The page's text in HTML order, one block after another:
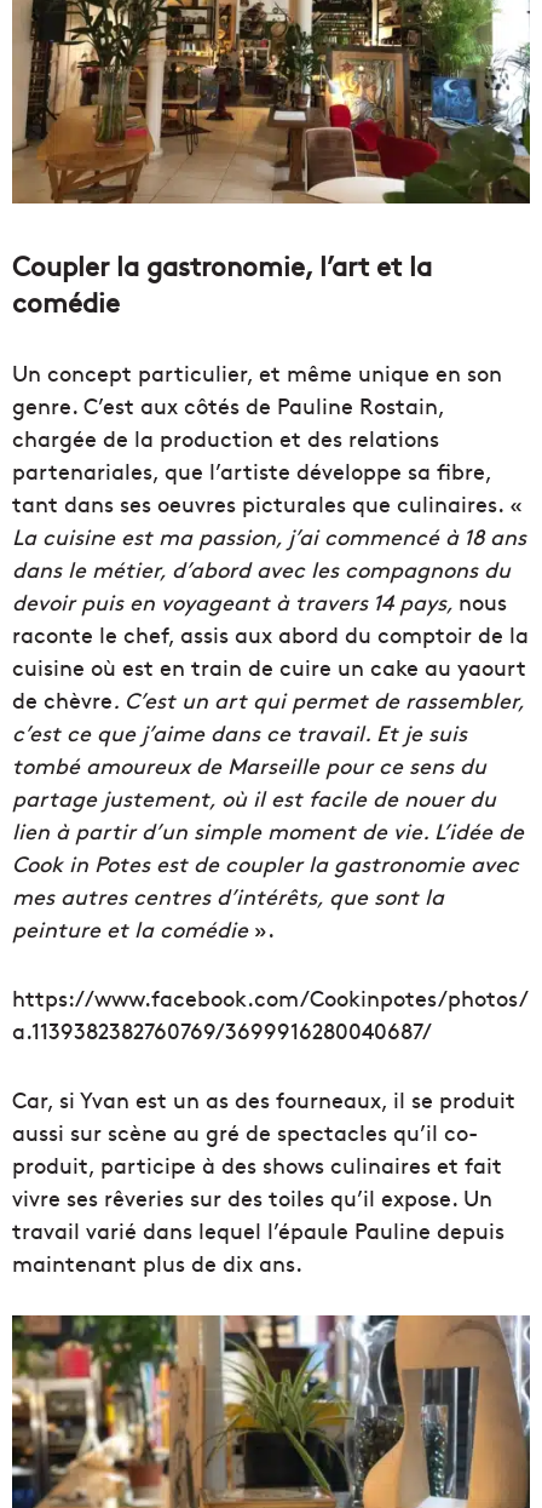
Coupler la gastronomie, l’art et la
comédie
Un concept particulier, et même unique en son
genre. C’est aux côtés de Pauline Rostain,
chargée de la production et des relations
partenariales, que l’artiste développe sa fibre,
tant dans ses oeuvres picturales que culinaires. «
La cuisine est ma passion, j’ai commencé à 18 ans
dans le métier, d’abord avec les compagnons du
devoir puis en voyageant à travers 14 pays, nous
raconte le chef, assis aux abord du comptoir de la
cuisine où est en train de cuire un cake au yaourt
de chèvre. C’est un art qui permet de rassembler,
c’est ce que j’aime dans ce travail. Et je suis
tombé amoureux de Marseille pour ce sens du
partage justement, où il est facile de nouer du
lien à partir d’un simple moment de vie. L’idée de
Cook in Potes est de coupler la gastronomie avec
mes autres centres d’intérêts, que sont la
peinture et la comédie ».
https://www.facebook.com/Cookinpotes/photos/
a.1139382382760769/3699916280040687/
Car, si Yvan est un as des fourneaux, il se produit
aussi sur scène au gré de spectacles qu’il co-
produit, participe à des shows culinaires et fait
vivre ses rêveries sur des toiles qu’il expose. Un
travail varié dans lequel l’épaule Pauline depuis
maintenant plus de dix ans.